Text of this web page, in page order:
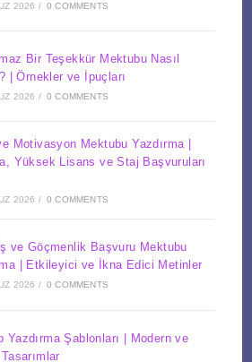
2026 / 0 COMMENTS
Bir Teşekkür Mektubu Nasıl
| Örnekler ve İpuçları
2026 / 0 COMMENTS
Motivasyon Mektubu Yazdırma |
Yüksek Lisans ve Staj Başvuruları
2026 / 0 COMMENTS
ve Göçmenlik Başvuru Mektubu
| Etkileyici ve İkna Edici Metinler
2026 / 0 COMMENTS
Yazdırma Şablonları | Modern ve